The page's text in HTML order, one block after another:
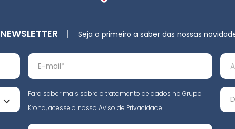
NEWSLETTER | Seja o primeiro a saber das nossas
Para saber mais sobre o tratamento de dados no Grupo
Krona, acesse o nosso Aviso de Privacidade.